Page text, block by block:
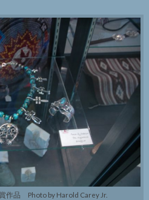
作品 Photo by Harold Carey Jr.